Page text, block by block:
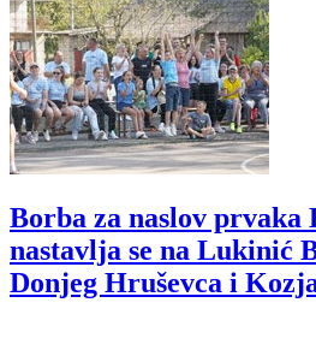
Borba za naslov prvaka
nastavlja se na Lukinić
Donjeg Hruševca i